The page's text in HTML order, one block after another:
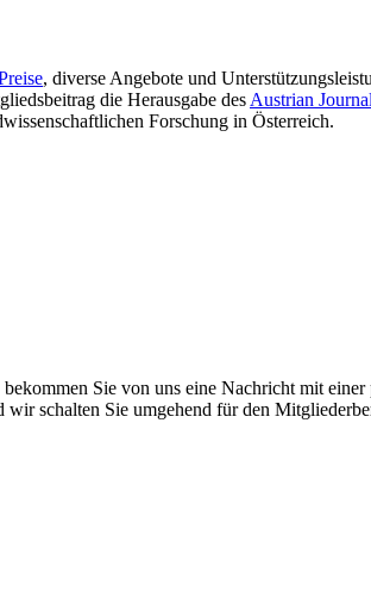
, diverse Angebote und
die Herausgabe des Austrian
Forschung in Österreich.
Sie von uns eine Nachricht mit
wir schalten Sie umgehend für den